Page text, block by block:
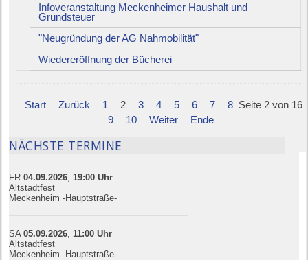
Infoveranstaltung Meckenheimer Haushalt und
Grundsteuer
"Neugründung der AG Nahmobilität"
Wiedereröffnung der Bücherei
Seite 2 von 16
Start Zurück 1 2 3 4 5 6 7
8
9
10 Weiter Ende
NÄCHSTE TERMINE
FR04.09.2026 19:00 Uhr
Altstadtfest
Meckenheim -Hauptstraße-
SA05.09.2026 11:00 Uhr
Altstadtfest
Meckenheim -Hauptstraße-